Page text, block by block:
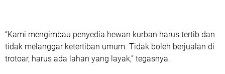
“Kami mengimbau penyedia hewan kurban harus tertib dan
tidak melanggar ketertiban umum. Tidak boleh berjualan di
trotoar, harus ada lahan yang layak,” tegasnya.